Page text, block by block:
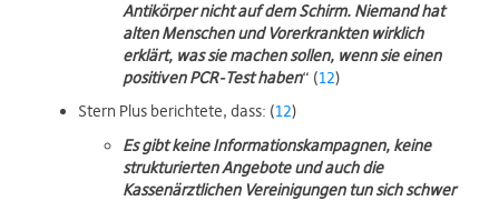
Antikörper nicht auf dem Schirm. Niemand hat
alten Menschen und Vorerkrankten wirklich
erklärt, was sie machen sollen, wenn sie einen
positiven PCR-Test haben“ (12)
Stern Plus berichtete, dass: (12)
Es gibt keine Informationskampagnen, keine
strukturierten Angebote und auch die
Kassenärztlichen Vereinigungen tun sich schwer